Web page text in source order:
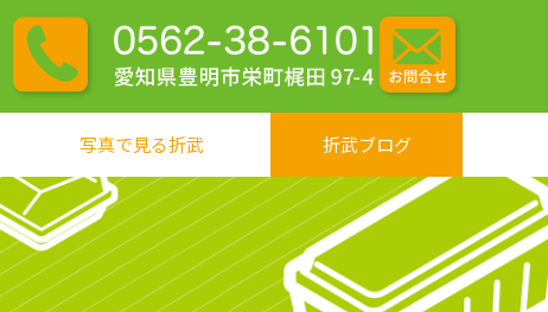
写真で見る折武 折武ブログ